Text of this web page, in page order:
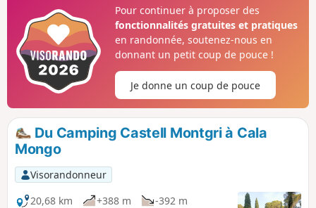
Caterina, fondé par des ermites au XIVe siècle, offre un
point de repos idéal pour une pause hors du temps dans
un lieu chargé d'histoire, de célébration et de rencontres.
Attention : circuit exigeant réservé aux marcheurs habitués
aux terrains accidentés et caillouteux. Bien lire le
paragraphe Informations Pratiques.
Pour continuer à proposer des
fonctionnalités gratuites et pratiques
en randonnée, soutenez-nous en
donnant un petit coup de pouce !
Je donne un coup de pouce
Du Camping Castell Montgri à Cala
Mongo
Visorandonneur
20,68 km
+388 m
-392 m